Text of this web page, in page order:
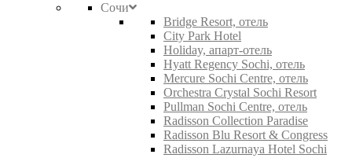
Сочи
Bridge Resort, отель
City Park Hotel
Holiday, апарт-отель
Hyatt Regency Sochi, отель
Mercure Sochi Centre, отель
Orchestra Crystal Sochi Resort
Pullman Sochi Centre, отель
Radisson Collection Paradise
Radisson Blu Resort & Congress
Radisson Lazurnaya Hotel Sochi